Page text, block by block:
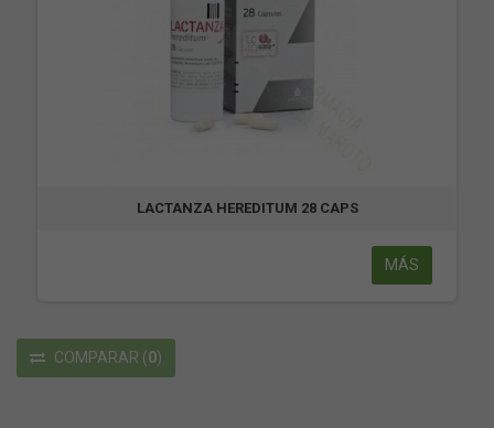
LACTANZA HEREDITUM 28 CAPS
MÁS
COMPARAR (0)